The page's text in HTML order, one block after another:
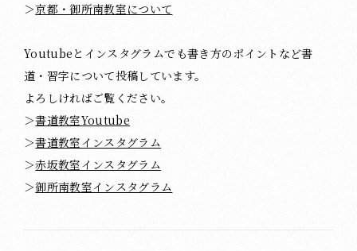
＞京都・御所南教室について
Youtubeとインスタグラムでも書き方のポイントなど書
道・習字について投稿しています。
よろしければご覧ください。
＞書道教室Youtube
＞書道教室インスタグラム
＞赤坂教室インスタグラム
＞御所南教室インスタグラム